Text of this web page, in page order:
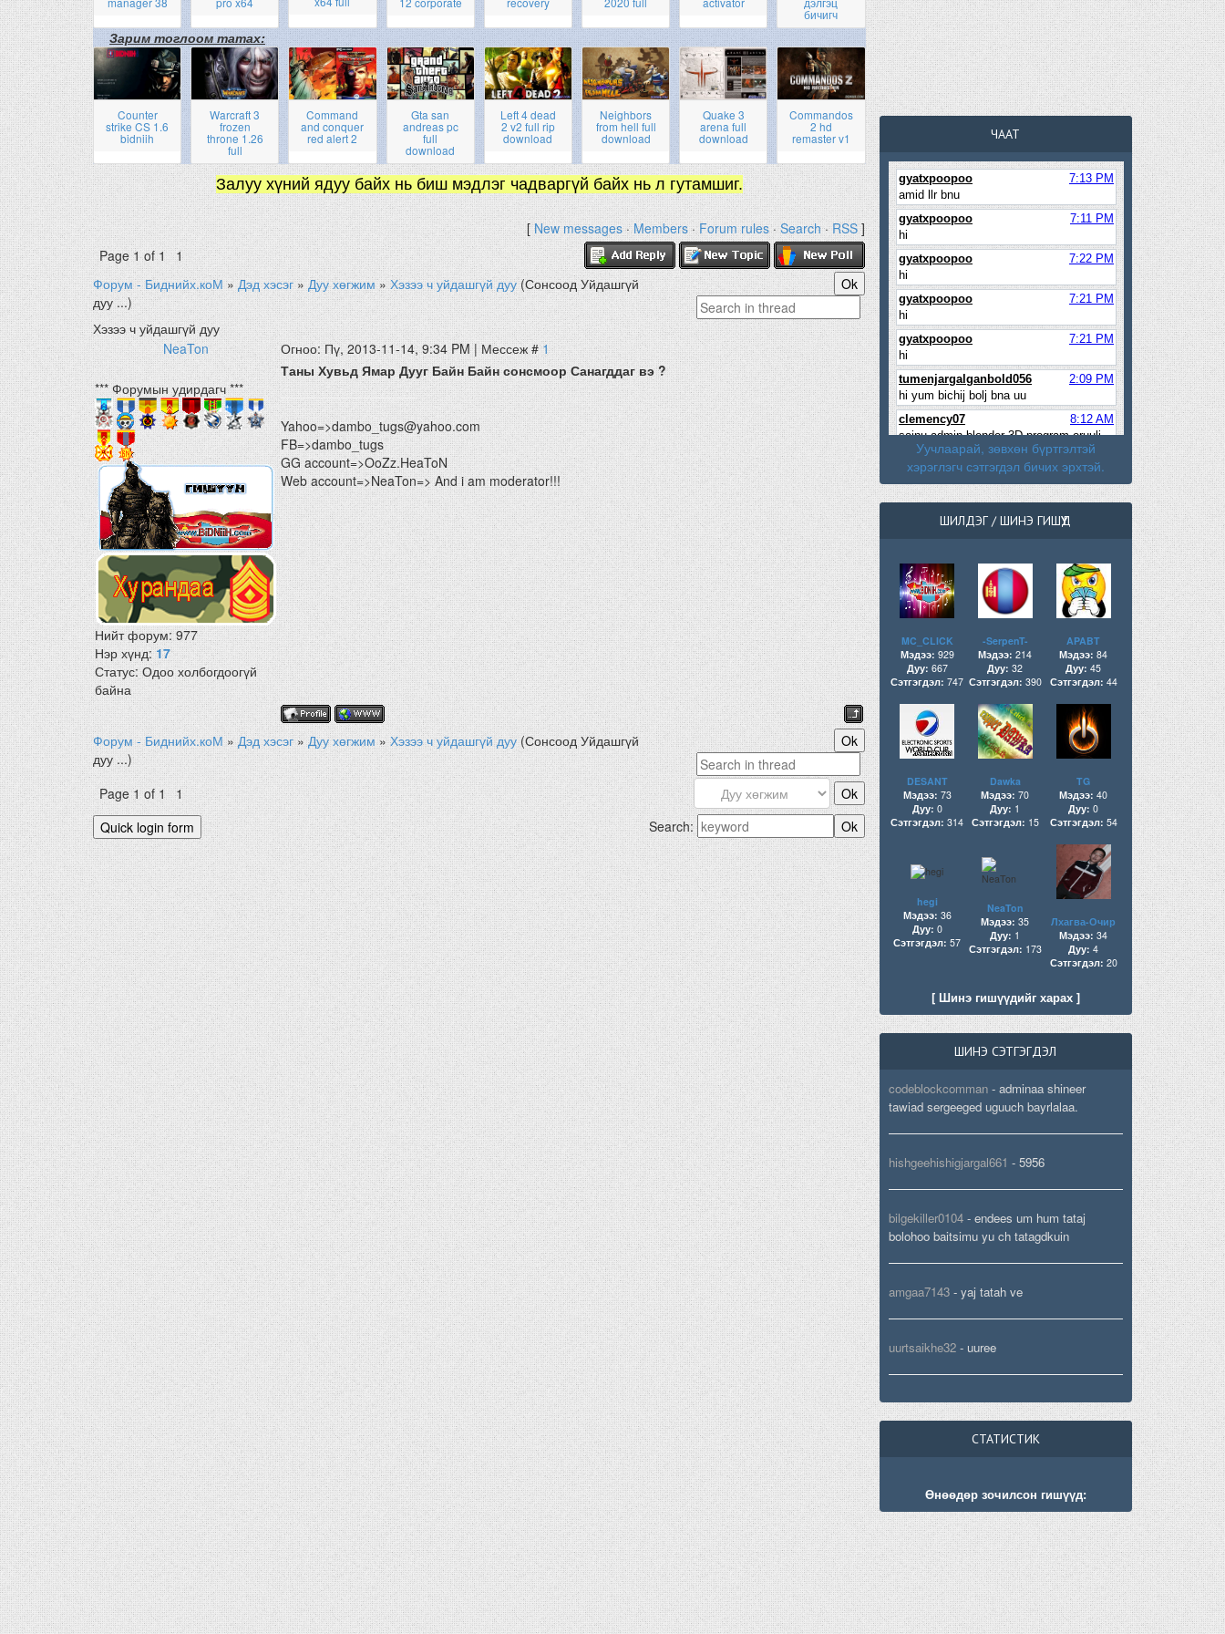
бичигч
Зарим тоглоом татах:
Counter
strike CS 1.6
bidniih
Warcraft 3
frozen
throne 1.26
full
Command
and conquer
red alert 2
Gta san
andreas pc
full
download
Left 4 dead
2 v2 full rip
download
Neighbors
from hell full
download
Quake 3
arena full
download
Commandos
2 hd
remaster v1
Залуу хүний ядуу байх нь биш мэдлэг чадваргүй байх нь л гутамшиг.
[New messages·Members·Forum rules·Search·RSS]
Page1of1
1
Форум - Биднийх.коМ » Дэд хэсэг » Дуу хөгжим » Хэзээ ч уйдашгүй дуу (Сонсоод Уйдашгүй
дуу ...)
Хэзээ ч уйдашгүй дуу
NeaTon
Огноо: Пү, 2013-11-14, 9:34 PM | Мессеж #1
*** Форумын удирдагч ***
Нийт форум:977
Нэр хүнд:17
Статус:Одоо холбогдоогүй
байна
Таны Хувьд Ямар Дууг Байн Байн сонсмоор Санагддаг вэ ?
Yahoo=>dambo_tugs@yahoo.com
FB=>dambo_tugs
GG account=>OoZz.HeaToN
Web account=>NeaTon=> And i am moderator!!!
Форум - Биднийх.коМ » Дэд хэсэг » Дуу хөгжим » Хэзээ ч уйдашгүй дуу (Сонсоод Уйдашгүй
дуу ...)
Page1of1
1
Search:
ЧААТ
Уучлаарай, зөвхөн бүртгэлтэй
хэрэглэгч сэтгэгдэл бичих эрхтэй.
ШИЛДЭГ / ШИНЭ ГИШҮҮД
MC_CLICK
Мэдээ: 929
Дуу: 667
Сэтгэгдэл:747
-SerpenT-
Мэдээ: 214
Дуу: 32
Сэтгэгдэл: 390
APABT
Мэдээ: 84
Дуу: 45
Сэтгэгдэл: 44
DESANT
Мэдээ: 73
Дуу: 0
Сэтгэгдэл:314
Dawka
Мэдээ: 70
Дуу: 1
Сэтгэгдэл: 15
TG
Мэдээ: 40
Дуу: 0
Сэтгэгдэл: 54
hegi
Мэдээ: 36
Дуу: 0
Сэтгэгдэл:57
NeaTon
Мэдээ: 35
Дуу: 1
Сэтгэгдэл: 173
Лхагва-Очир
Мэдээ: 34
Дуу: 4
Сэтгэгдэл: 20
[ Шинэ гишүүдийг харах ]
ШИНЭ СЭТГЭГДЭЛ
codeblockcomman- adminaa shineer
tawiad sergeeged uguuch bayrlalaa.
hishgeehishigjargal661 - 5956
bilgekiller0104- endees um hum tataj
bolohoo baitsimu yu ch tatagdkuin
amgaa7143- yaj tatah ve
uurtsaikhe32- uuree
СТАТИСТИК
Өнөөдөр зочилсон гишүүд: